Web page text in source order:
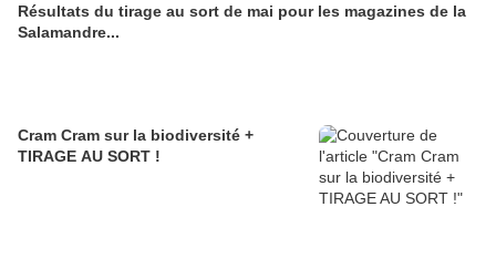
Résultats du tirage au sort de mai pour les magazines de la
Salamandre...
Cram Cram sur la biodiversité +
TIRAGE AU SORT !